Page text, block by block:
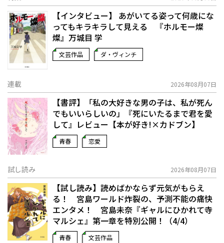
【インタビュー】 あがいてる姿って何歳にな
ってもキラキラして見える 『ホルモー燦
燦』万城目 学
文芸作品 ダ・ヴィンチ
連載 2026年08月07日
【書評】「私の大好きな男の子は、私が死ん
でもいいらしいの」――『死にいたるまで君を愛
して』レビュー【本が好き!×カドブン】
青春 恋愛
試し読み 2026年08月07日
【試し読み】読めばかならず元気がもらえ
る！ 宮島ワールド炸裂の、予測不能の痛快
エンタメ！ 宮島未奈『ギャルにひかれて寺
マルシェ』第一章を特別公開！（4/4）
青春 文芸作品